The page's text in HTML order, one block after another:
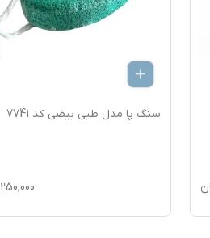
سنگ پا مدل طبی بیضی کد 7741
250,000